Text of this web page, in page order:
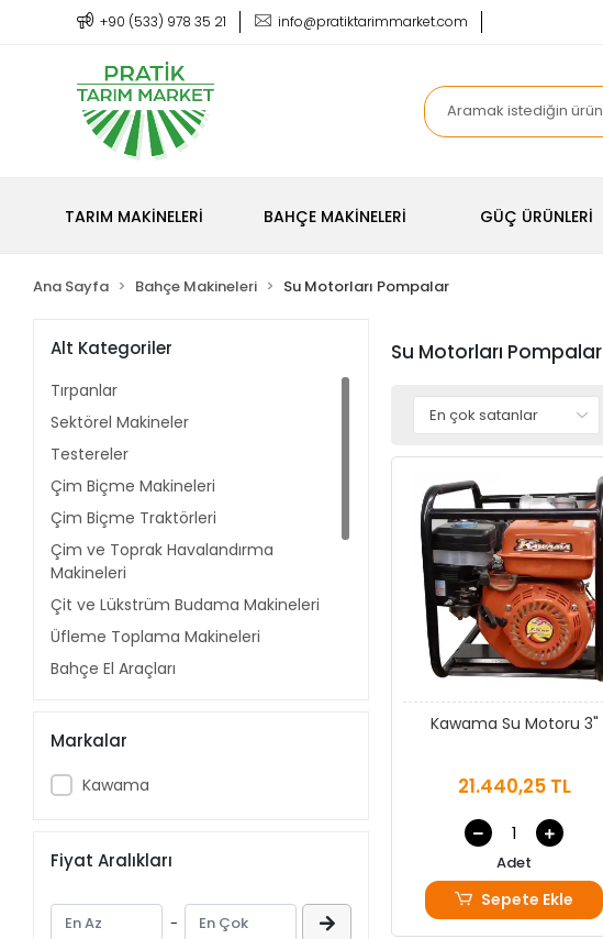
+90 (533) 978 35 21 info@pratiktarimmarket.com
TARIM MAKİNELERİ BAHÇE MAKİNELERİ GÜÇ ÜRÜNLERİ
Ana Sayfa Bahçe Makineleri Su Motorları Pompalar
Alt Kategoriler
Tırpanlar
Sektörel Makineler
Testereler
Çim Biçme Makineleri
Çim Biçme Traktörleri
Çim ve Toprak Havalandırma
Makineleri
Çit ve Lükstrüm Budama Makineleri
Üfleme Toplama Makineleri
Bahçe El Araçları
Yaprak ve Dal Öğütme Makineleri
Makine Motoru
Kar Küreme Makineleri
Makine Bakım Ürünleri
Markalar
Kawama
Fiyat Aralıkları
-
Su Motorları Pompalar
Kawama Su Motoru 3"
21.440,25 TL
Adet
Sepete Ekle